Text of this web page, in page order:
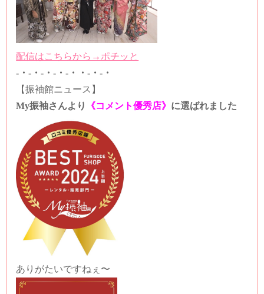
配信はこちらから→ポチッと
-・-・-・-・-・・-・-・
【振袖館ニュース】
My振袖さんより
《コメント優秀店》 に選ばれました
ありがたいですねぇ〜